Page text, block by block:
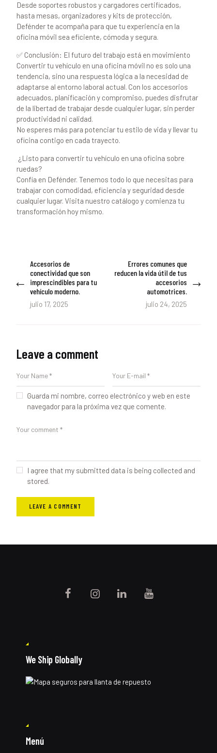
Desde soportes robustos y cargadores certificados,
hasta mesas, organizadores y kits de protección,
Defénder te acompaña para que tu experiencia en la
oficina móvil sea eficiente, cómoda y segura.
✅ Conclusión: El futuro del trabajo está en movimiento
Convertir tu vehículo en una oficina móvil no es solo una
tendencia, sino una respuesta lógica a la necesidad de
adaptarse al entorno laboral actual. Con los accesorios
adecuados, planificación y compromiso, puedes disfrutar
de la libertad de trabajar desde cualquier lugar, sin perder
productividad ni calidad.
No esperes más para potenciar tu estilo de vida y llevar tu
oficina contigo en cada trayecto.
️ ¿Listo para convertir tu vehículo en una oficina sobre
ruedas?
Confía en Defénder. Tenemos todo lo que necesitas para
trabajar con comodidad, eficiencia y seguridad desde
cualquier lugar. Visita nuestro catálogo y comienza tu
transformación hoy mismo.
Navegación
entradas
Previous
post:
Accesorios de
conectividad que son
imprescindibles para tu
vehículo moderno.
julio 17, 2025
Errores comunes que
reducen la vida útil de tus
accesorios
automotrices.
julio 24, 2025
Leave a comment
Guarda mi nombre, correo electrónico y web en este
navegador para la próxima vez que comente.
I agree that my submitted data is being collected and
stored.
We Ship Globally
Menú